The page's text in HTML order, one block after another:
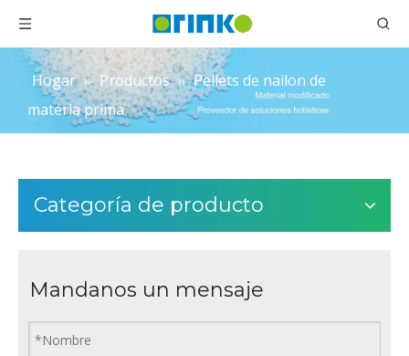
Hogar » Productos » Pellets de nailon de
materia prima
Categoría de producto
Mandanos un mensaje